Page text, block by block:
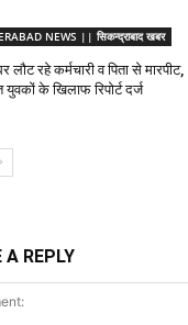
NEWS || सिकन्द्राबाद खबर
लौट रहे कर्मचारी व पिता से मारपीट,
युवकों के खिलाफ रिपोर्ट दर्ज
A REPLY